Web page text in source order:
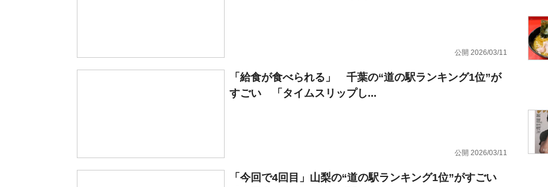
公開 2026/03/11
「給食が食べられる」 千葉の“道の駅ランキング1位”が
すごい 「タイムスリップし...
公開 2026/03/11
「今回で4回目」山梨の“道の駅ランキング1位”がすごい